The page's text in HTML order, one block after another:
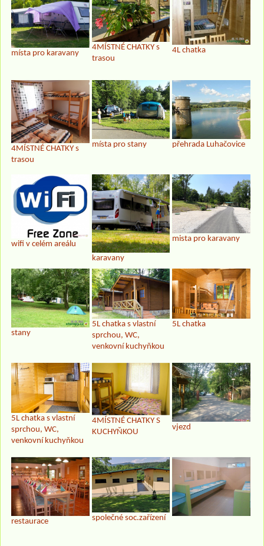
místa pro karavany
4MÍSTNÉ CHATKY s
trasou
4L chatka
4MÍSTNÉ CHATKY s
trasou
místa pro stany přehrada Luhačovice
wifi v celém areálu
karavany
mista pro karavany
stany
5L chatka s vlastní
sprchou, WC,
venkovní kuchyňkou
5L chatka
5L chatka s vlastní
sprchou, WC,
venkovní kuchyňkou
4MÍSTNÉ CHATKY S
KUCHYŇKOU
vjezd
restaurace společné soc.zařízení